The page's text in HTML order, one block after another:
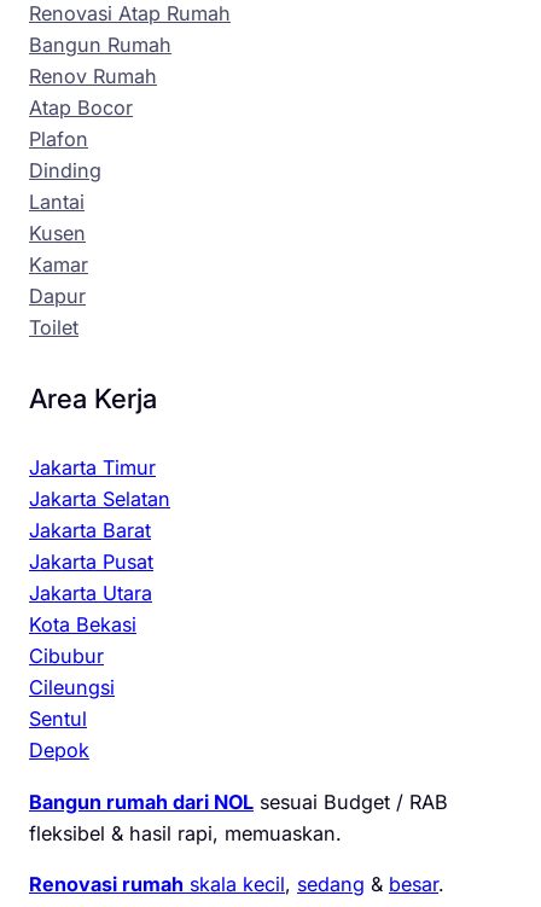
Renovasi Atap Rumah
Bangun Rumah
Renov Rumah
Atap Bocor
Plafon
Dinding
Lantai
Kusen
Kamar
Dapur
Toilet
Area Kerja
Jakarta Timur
Jakarta Selatan
Jakarta Barat
Jakarta Pusat
Jakarta Utara
Kota Bekasi
Cibubur
Cileungsi
Sentul
Depok
Bangun rumah dari NOL sesuai Budget / RAB
fleksibel & hasil rapi, memuaskan.
Renovasi rumah skala kecil, sedang & besar.